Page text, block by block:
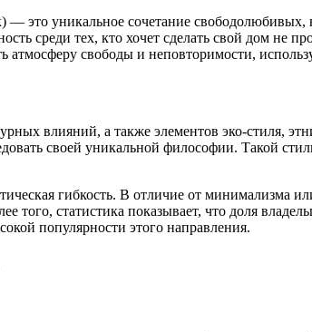
— это уникальное сочетание
среди тех, кто хочет сделать свой дом
атмосферу свободы и неповторимости,
влияний, а также элементов эко-стиля,
своей уникальной философии. Такой
гибкость. В отличие от минимализма
того, статистика показывает, что доля
популярности этого направления.